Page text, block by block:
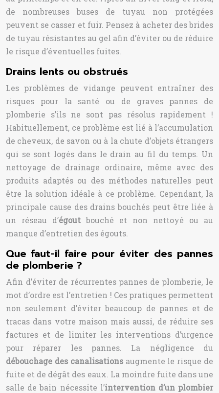
de nombreuses buses de tuyau non protégées
peuvent se casser et fuir. Pensez à acheter des brides
de tuyau résistantes au gel afin d’éviter ou de réduire
le risque d’éventuelles fuites.
Drains lents ou obstrués
Les problèmes de vidange peuvent entraîner des
risques pour la santé ou de graves pannes de
plomberie s’ils ne sont pas résolus rapidement !
Habituellement, ce problème est lié à l’accumulation
de cheveux, de savon ou à la chute d’objets étrangers
qui se sont logés dans le drain au fil du temps. Un
nettoyage de drainage ordinaire, même avec des
produits adaptés ou des méthodes naturelles peut
être la solution idéale à ce problème. Cependant, la
principale cause des drains bouchés peut être liée à
un réseau d’égout bouché et non nettoyé ou au
manque d’entretien des égouts.
Que faut-il faire pour éviter des pannes
de plomberie ?
Afin d’éviter de récurrentes pannes de plomberie, le
mot d’ordre est l’entretien ! Ces pratiques permettent
non seulement d’éviter beaucoup de pannes et de
tracas dans votre maison mais aussi, de réduire ses
factures et de limiter les interventions d’urgence
pour réparer les pannes. La négligence du
débouchage des canalisationsaugmente le risque de
fuite et de dégât des eaux. La moindre fuite dans une
salle de bain nécessite l’intervention d’un plombier